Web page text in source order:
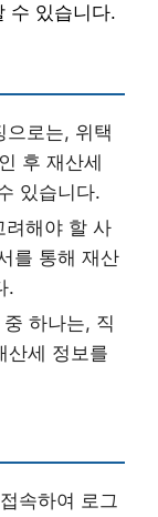
수 있습니다.
으로는, 위택
후 재산세
있습니다.
려해야 할 사
를 통해 재산
.
하나는, 직
산세 정보를
속하여 로그